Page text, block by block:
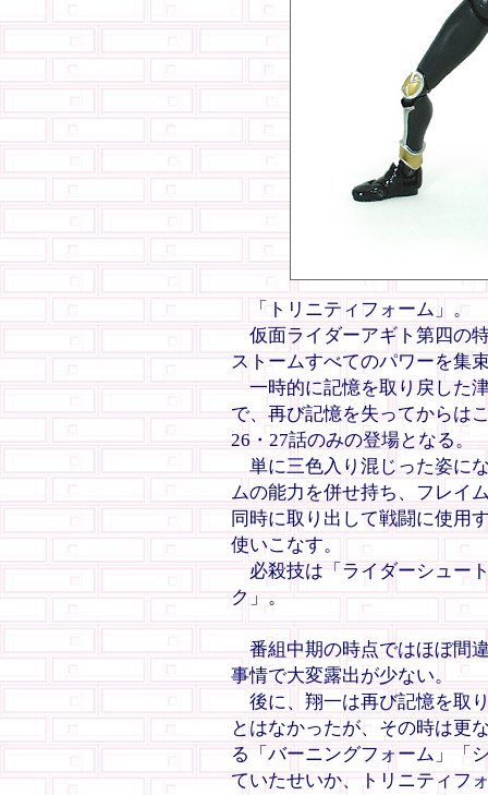
「トリニティフォーム」。
仮面ライダーアギト第四の
ストームすべてのパワーを集
一時的に記憶を取り戻した
で、再び記憶を失ってからは
26・27話のみの登場となる。
単に三色入り混じった姿に
ムの能力を併せ持ち、フレイ
同時に取り出して戦闘に使用
使いこなす。
必殺技は「ライダーシュー
ク」。
番組中期の時点ではほぼ間
事情で大変露出が少ない。
後に、翔一は再び記憶を取
とはなかったが、その時は更
る「バーニングフォーム」「
ていたせいか、トリニティフ